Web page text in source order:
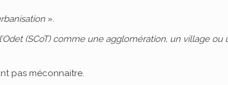
».
(SCoT) comme une agglomération, un village ou
pas méconnaitre.